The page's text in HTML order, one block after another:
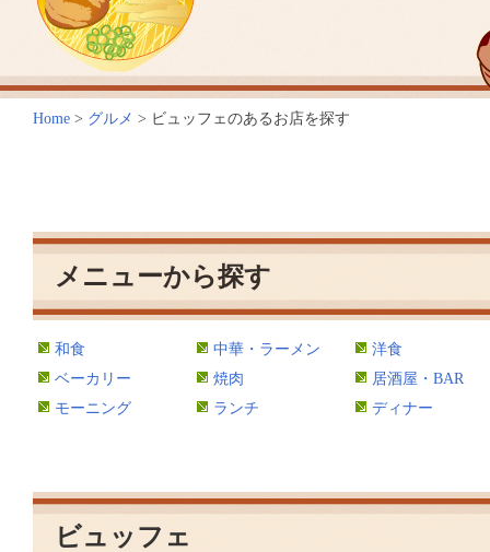
Home > グルメ > ビュッフェのあるお店を探す
メニューから探す
和食 中華・ラーメン
洋食
ベーカリー
焼肉
居酒屋・BAR
モーニング
ランチ ディナー
ビュッフェ